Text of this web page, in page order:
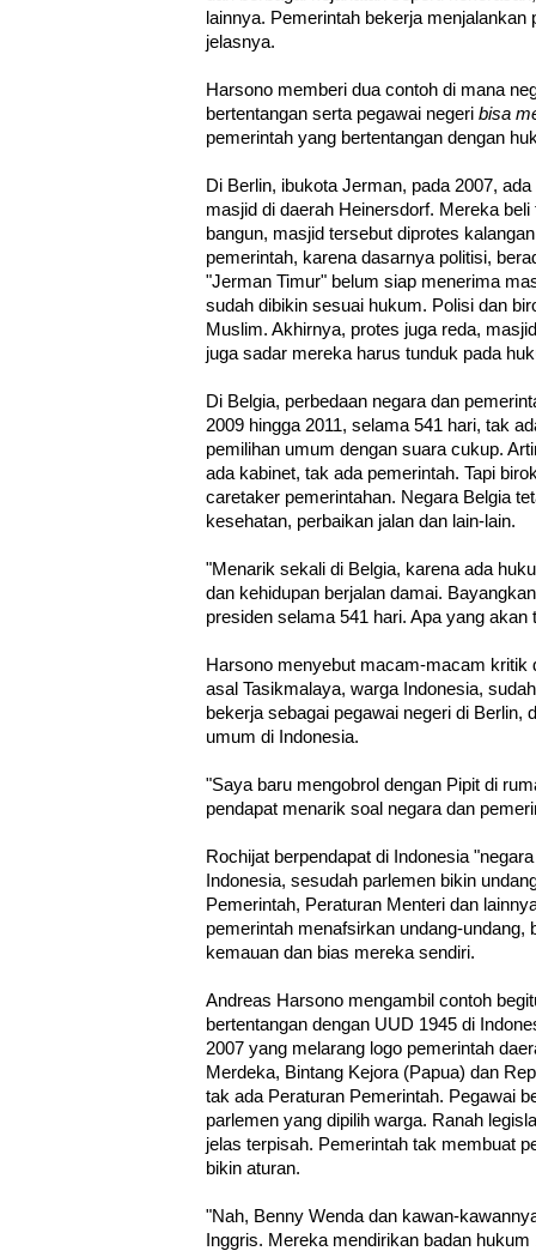
lainnya. Pemerintah bekerja
jelasnya.
Harsono memberi dua contoh di mana
bertentangan serta pegawai negeri bisa
pemerintah yang bertentangan dengan
Di Berlin, ibukota Jerman, pada 2007,
masjid di daerah Heinersdorf. Mereka
bangun, masjid tersebut diprotes
pemerintah, karena dasarnya politisi,
"Jerman Timur" belum siap menerima
sudah dibikin sesuai hukum. Polisi dan
Muslim. Akhirnya, protes juga reda,
juga sadar mereka harus tunduk pada
Di Belgia, perbedaan negara dan
2009 hingga 2011, selama 541 hari, tak
pemilihan umum dengan suara cukup.
ada kabinet, tak ada pemerintah. Tapi
caretaker pemerintahan. Negara Belgia
kesehatan, perbaikan jalan dan lain-lain.
"Menarik sekali di Belgia, karena ada
dan kehidupan berjalan damai.
presiden selama 541 hari. Apa yang akan
Harsono menyebut macam-macam kritik
asal Tasikmalaya, warga Indonesia,
bekerja sebagai pegawai negeri di Berlin,
umum di Indonesia.
"Saya baru mengobrol dengan Pipit di
pendapat menarik soal negara dan
Rochijat berpendapat di Indonesia
Indonesia, sesudah parlemen bikin
Pemerintah, Peraturan Menteri dan
pemerintah menafsirkan undang-undang,
kemauan dan bias mereka sendiri.
Andreas Harsono mengambil contoh
bertentangan dengan UUD 1945 di
2007 yang melarang logo pemerintah
Merdeka, Bintang Kejora (Papua) dan
tak ada Peraturan Pemerintah. Pegawai
parlemen yang dipilih warga. Ranah
jelas terpisah. Pemerintah tak membuat
bikin aturan.
"Nah, Benny Wenda dan kawan-
Inggris. Mereka mendirikan badan